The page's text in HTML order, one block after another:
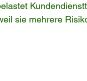
sie mehrere